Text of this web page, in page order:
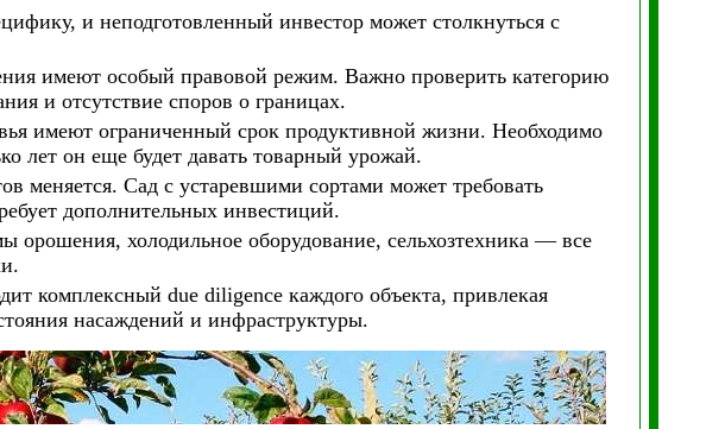
и неподготовленный инвестор может столкнуться с
имеют особый правовой режим. Важно проверить категорию
и отсутствие споров о границах.
имеют ограниченный срок продуктивной жизни. Необходимо
лет он еще будет давать товарный урожай.
меняется. Сад с устаревшими сортами может требовать
дополнительных инвестиций.
орошения, холодильное оборудование, сельхозтехника — все
комплексный due diligence каждого объекта, привлекая
насаждений и инфраструктуры.